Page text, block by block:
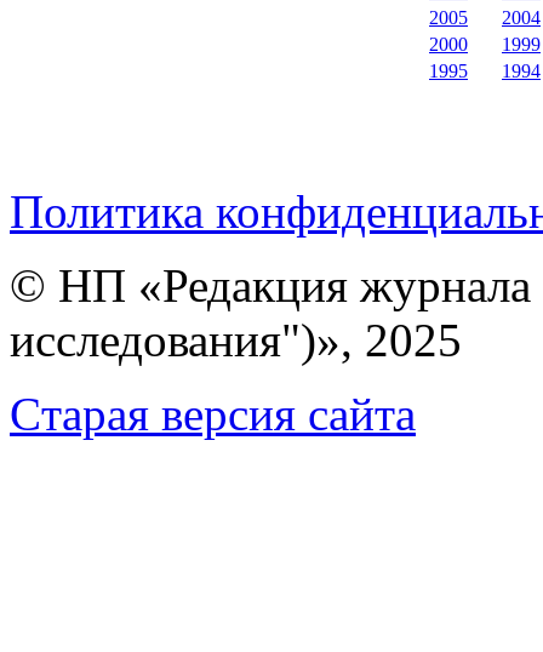
2005
2004
2000
1999
1995
1994
Политика
© НП «Редакция
исследования")», 2025
Cтарая версия сайта